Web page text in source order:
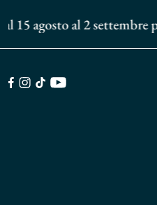
15 agosto al 2 settembre